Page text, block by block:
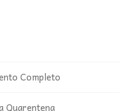
Completo
Quarentena